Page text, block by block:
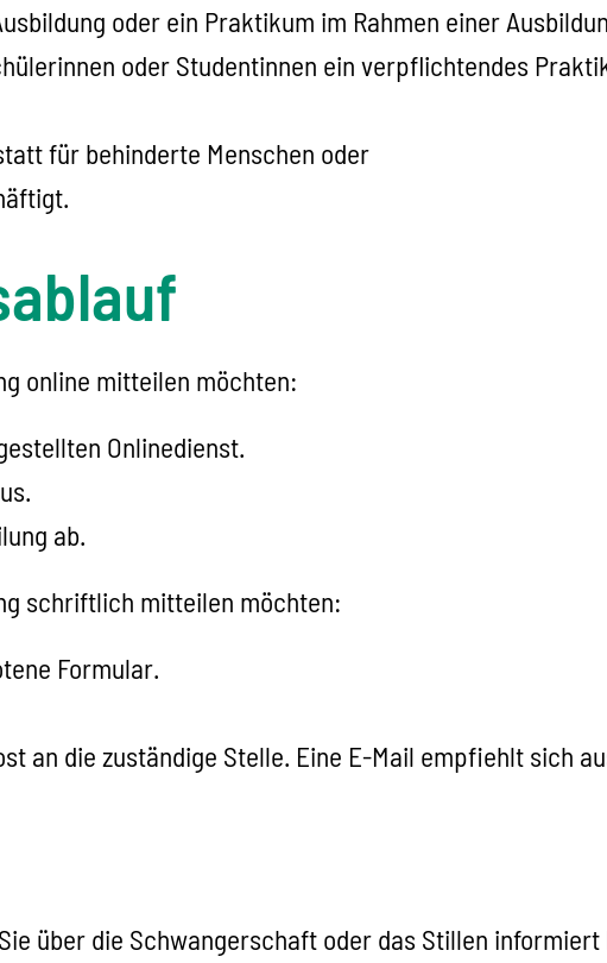
oder ein Praktikum im Rahmen einer
oder Studentinnen ein verpflichtendes
für behinderte Menschen oder
online mitteilen möchten:
Onlinedienst.
ab.
schriftlich mitteilen möchten:
Formular.
an die zuständige Stelle. Eine E-Mail empfiehlt sich
über die Schwangerschaft oder das Stillen informiert